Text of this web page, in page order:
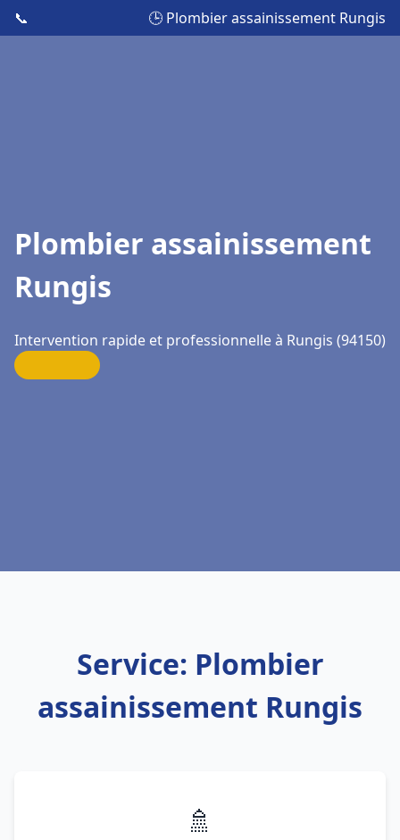
📞 🕒 Plombier assainissement Rungis
Plombier assainissement
Rungis
Intervention rapide et professionnelle à Rungis (94150)
Service: Plombier
assainissement Rungis
🚿